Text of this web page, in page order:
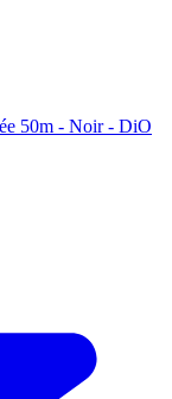
50m - Noir - DiO